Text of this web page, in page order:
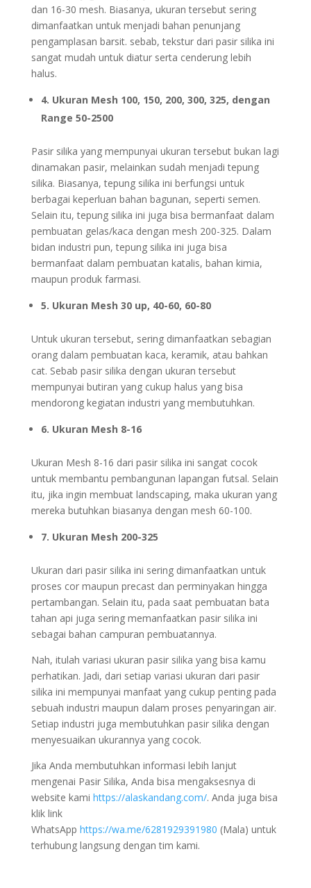
dan 16-30 mesh. Biasanya, ukuran tersebut sering
dimanfaatkan untuk menjadi bahan penunjang
pengamplasan barsit. sebab, tekstur dari pasir silika ini
sangat mudah untuk diatur serta cenderung lebih
halus.
4. Ukuran Mesh 100, 150, 200, 300, 325, dengan
Range 50-2500
Pasir silika yang mempunyai ukuran tersebut bukan lagi
dinamakan pasir, melainkan sudah menjadi tepung
silika. Biasanya, tepung silika ini berfungsi untuk
berbagai keperluan bahan bagunan, seperti semen.
Selain itu, tepung silika ini juga bisa bermanfaat dalam
pembuatan gelas/kaca dengan mesh 200-325. Dalam
bidan industri pun, tepung silika ini juga bisa
bermanfaat dalam pembuatan katalis, bahan kimia,
maupun produk farmasi.
5. Ukuran Mesh 30 up, 40-60, 60-80
Untuk ukuran tersebut, sering dimanfaatkan sebagian
orang dalam pembuatan kaca, keramik, atau bahkan
cat. Sebab pasir silika dengan ukuran tersebut
mempunyai butiran yang cukup halus yang bisa
mendorong kegiatan industri yang membutuhkan.
6. Ukuran Mesh 8-16
Ukuran Mesh 8-16 dari pasir silika ini sangat cocok
untuk membantu pembangunan lapangan futsal. Selain
itu, jika ingin membuat landscaping, maka ukuran yang
mereka butuhkan biasanya dengan mesh 60-100.
7. Ukuran Mesh 200-325
Ukuran dari pasir silika ini sering dimanfaatkan untuk
proses cor maupun precast dan perminyakan hingga
pertambangan. Selain itu, pada saat pembuatan bata
tahan api juga sering memanfaatkan pasir silika ini
sebagai bahan campuran pembuatannya.
Nah, itulah variasi ukuran pasir silika yang bisa kamu
perhatikan. Jadi, dari setiap variasi ukuran dari pasir
silika ini mempunyai manfaat yang cukup penting pada
sebuah industri maupun dalam proses penyaringan air.
Setiap industri juga membutuhkan pasir silika dengan
menyesuaikan ukurannya yang cocok.
Jika Anda membutuhkan informasi lebih lanjut
mengenai Pasir Silika, Anda bisa mengaksesnya di
website kami https://alaskandang.com/. Anda juga bisa
klik link
WhatsApp https://wa.me/6281929391980 (Mala) untuk
terhubung langsung dengan tim kami.